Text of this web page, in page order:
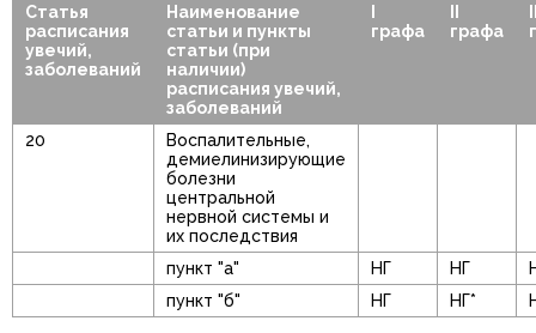
Статья
расписания
увечий,
заболеваний
Наименование
статьи и пункты
статьи (при
наличии)
расписания увечий,
заболеваний
графа
графа
20
Воспалительные,
демиелинизирующие
болезни
центральной
нервной системы и
их последствия
пункт "а"
НГ НГ
пункт "б"
НГ НГ*